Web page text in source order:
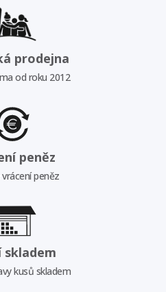
prodejna
od roku 2012
peněz
peněz
skladem
kusů skladem